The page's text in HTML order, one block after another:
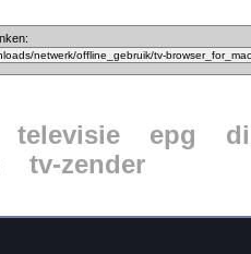
televisie epg
tv-zender